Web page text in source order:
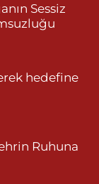
Mardin
Sessiz
hedefine
Ruhuna